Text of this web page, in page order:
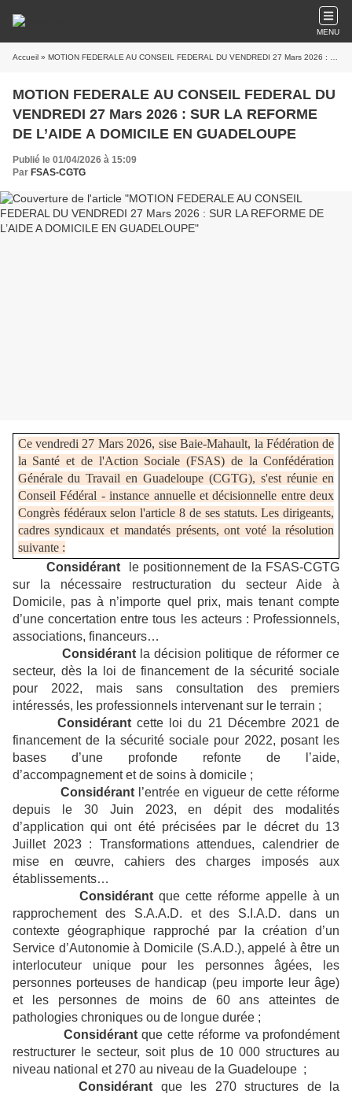
MENU
Accueil » MOTION FEDERALE AU CONSEIL FEDERAL DU VENDREDI 27 Mars 2026 : SUR LA REFORME DE L’AIDE A DOMICILE EN GUADELOUPE
MOTION FEDERALE AU CONSEIL FEDERAL DU
VENDREDI 27 Mars 2026 : SUR LA REFORME
DE L’AIDE A DOMICILE EN GUADELOUPE
Publié le 01/04/2026 à 15:09
Par FSAS-CGTG
Ce vendredi 27 Mars 2026, sise Baie-Mahault, la Fédération de
la Santé et de l'Action Sociale (FSAS) de la Confédération
Générale du Travail en Guadeloupe (CGTG), s'est réunie en
Conseil Fédéral - instance annuelle et décisionnelle entre deux
Congrès fédéraux selon l'article 8 de ses statuts. Les dirigeants,
cadres syndicaux et mandatés présents, ont voté la résolution
suivante :
Considérant
le positionnement de la FSAS-CGTG
sur la nécessaire restructuration du secteur Aide à
Domicile, pas à n’importe quel prix, mais tenant compte
d’une concertation entre tous les acteurs : Professionnels,
associations, financeurs…
Considérantla décision politique de réformer ce
secteur, dès la loi de financement de la sécurité sociale
pour 2022, mais sans consultation des premiers
intéressés, les professionnels intervenant sur le terrain ;
Considérant cette loi du 21 Décembre 2021 de
financement de la sécurité sociale pour 2022, posant les
bases d’une profonde refonte de l’aide,
d’accompagnement et de soins à domicile ;
Considérant l’entrée en vigueur de cette réforme
depuis le 30 Juin 2023, en dépit des modalités
d’application qui ont été précisées par le décret du 13
Juillet 2023 : Transformations attendues, calendrier de
mise en œuvre, cahiers des charges imposés aux
établissements…
Considérantque cette réforme appelle à un
rapprochement des S.A.A.D. et des S.I.A.D. dans un
contexte géographique rapproché par la création d’un
Service d’Autonomie à Domicile (S.A.D.), appelé à être un
interlocuteur unique pour les personnes âgées, les
personnes porteuses de handicap (peu importe leur âge)
et les personnes de moins de 60 ans atteintes de
pathologies chroniques ou de longue durée ;
Considérantque cette réforme va profondément
restructurer le secteur, soit plus de 10 000 structures au
niveau national et 270 au niveau de la Guadeloupe ;
Considérant que les 270 structures de la